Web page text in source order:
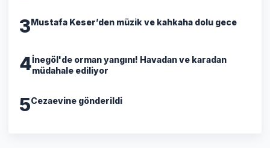
3Mustafa Keser’den müzik ve kahkaha dolu gece
4İnegöl'de orman yangını! Havadan ve karadan
müdahale ediliyor
5Cezaevine gönderildi